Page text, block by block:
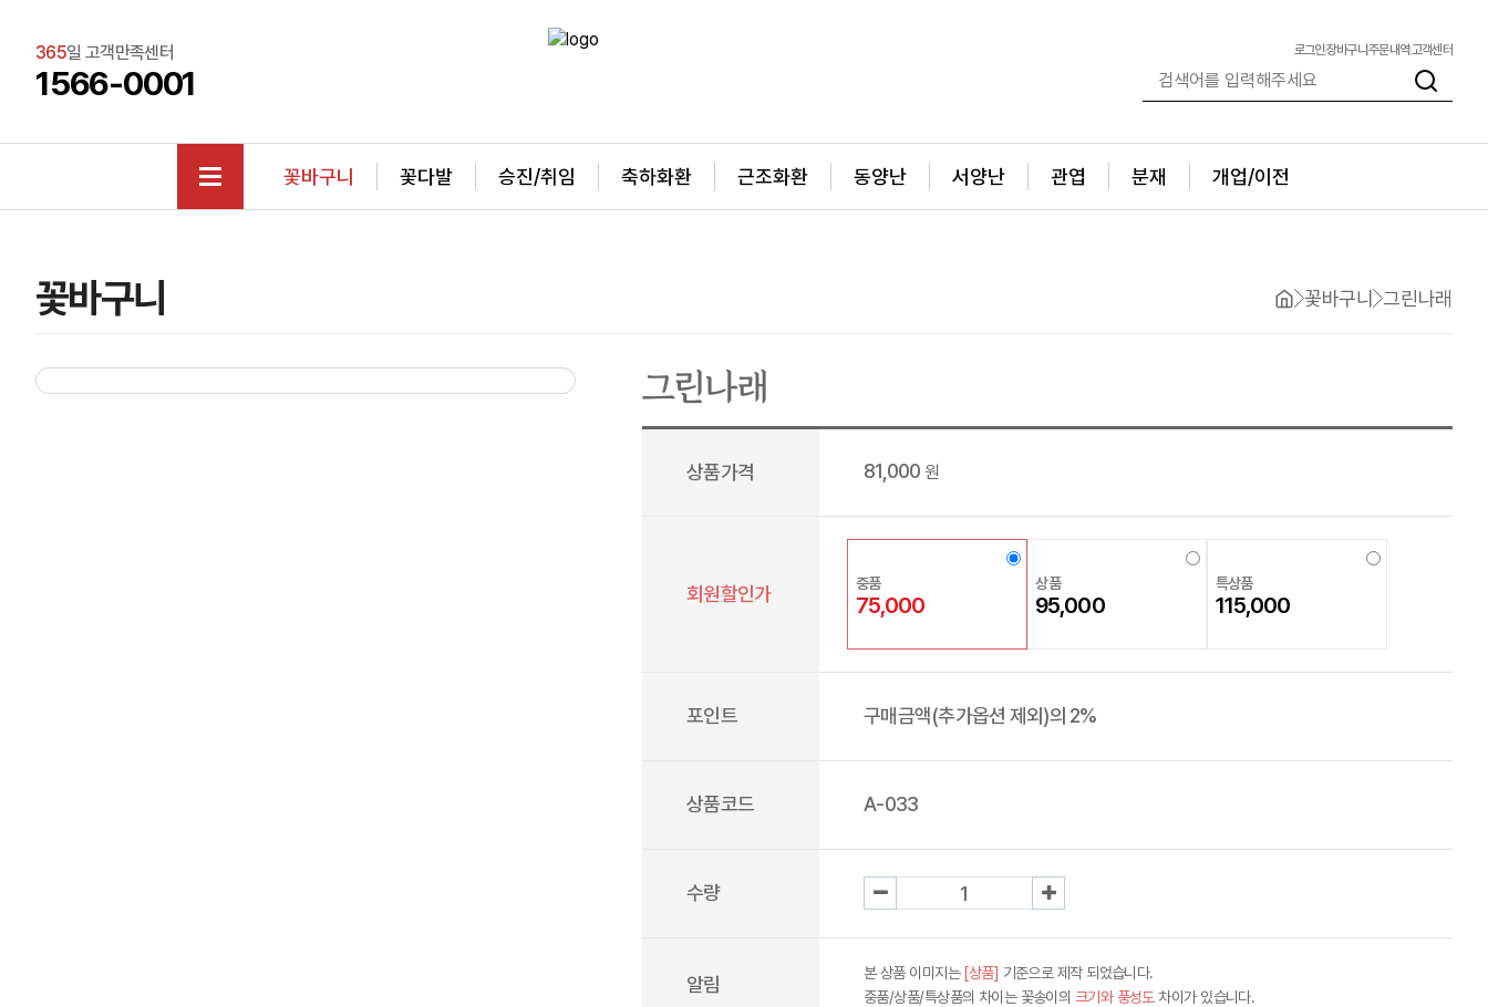
365일 고객만족센터
1566-0001
로그인장바구니 주문내역고객센터
꽃바구니 꽃다발 승진/취임 축하화환 근조화환 동양난 서양난 관엽 분재 개업/이전
꽃바구니 꽃바구니 그린나래
그린나래
상품가격 81,000 원
회원할인가 중품
75,000
상품
95,000
특상품
115,000
포인트 구매금액(추가옵션 제외)의 2%
상품코드 A-033
수량
알림 본 상품 이미지는 [상품] 기준으로 제작 되었습니다.
중품/상품/특상품의 차이는 꽃송이의 크기와 풍성도 차이가 있습니다.